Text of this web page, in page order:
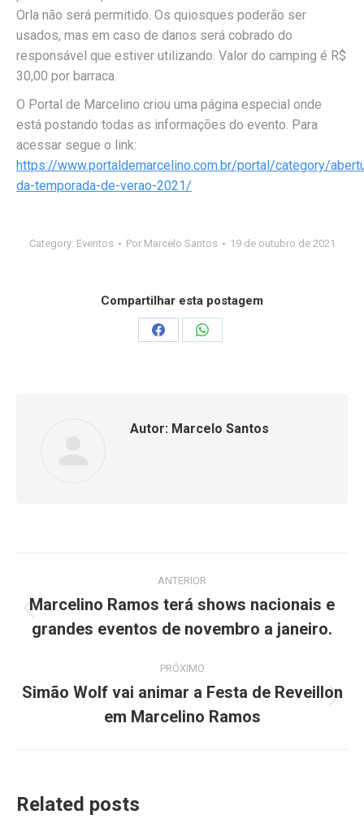
Orla não será permitido. Os quiosques poderão ser
usados, mas em caso de danos será cobrado do
responsável que estiver utilizando. Valor do camping é R$
30,00 por barraca.
O Portal de Marcelino criou uma página especial onde
está postando todas as informações do evento. Para
acessar segue o link:
https://www.portaldemarcelino.com.br/portal/category/
da-temporada-de-verao-2021/
Category: Eventos Por Marcelo Santos 19 de outubro de 2021
Compartilhar esta postagem
CompartilharCompartilhar
Autor: Marcelo Santos
de
post:
ANTERIOR
anterior:
Marcelino Ramos terá shows nacionais e
grandes eventos de novembro a janeiro.
PRÓXIMO
post:
Simão Wolf vai animar a Festa de Reveillon
em Marcelino Ramos
Related posts